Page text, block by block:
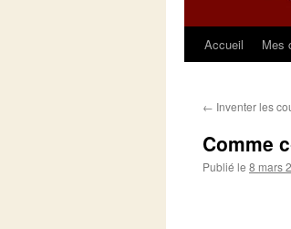
Aller
contenu
Accueil Mes
← Inventer les
Comme
Publié le 8 mars